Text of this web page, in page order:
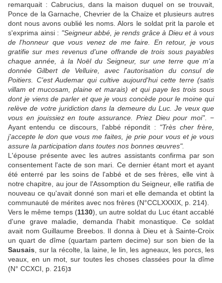
remarquait : Cabrucius, dans la maison duquel on se trouvait,
Ponce de la Garnache, Chevrier de la Chaize et plusieurs autres
dont nous avons oublié les noms. Alors le soldat prit la parole et
s'exprima ainsi : "Seigneur abbé, je rends grâce à Dieu et à vous
de l'honneur que vous venez de me faire. En retour, je vous
gratifie sur mes revenus d'une offrande de trois sous payables
chaque année, à la Noël du Seigneur, sur une terre que m'a
donnée Gilbert de Velluire, avec l'autorisation du consul de
Poitiers. C'est Audemar qui cultive aujourd'hui cette terre (satis
villam et mucosam, plaine et marais) et qui paye les trois sous
dont je viens de parler et que je vous concède pour le moine qui
relève de votre juridiction dans la demeure du Luc. Je veux que
vous en jouissiez en toute assurance. Priez Dieu pour moi". −
Ayant entendu ce discours, l'abbé répondit : "Très cher frère,
j'accepte le don que vous me faites, je prie pour vous et je vous
assure la participation dans toutes nos bonnes œuvres".
L'épouse présente avec les autres assistants confirma par son
consentement l'acte de son mari. Ce dernier étant mort et ayant
été enterré par les soins de l'abbé et de ses frères, elle vint à
notre chapitre, au jour de l'Assomption du Seigneur, elle ratifia de
nouveau ce qu'avait donné son mari et elle demanda et obtint la
communauté de mérites avec nos frères (N°CCLXXXIX, p. 214).
Vers le même temps (1130), un autre soldat du Luc étant accablé
d'une grave maladie, demanda l'habit monastique. Ce soldat
avait nom Guillaume Breebos. Il donna à Dieu et à Sainte-Croix
un quart de dîme (quartam partem decime) sur son bien de la
Sausais , sur la récolte, la laine, le lin, les agneaux, les porcs, les
veaux, en un mot, sur toutes les choses classées pour la dîme
(N° CCXCI, p. 216)3